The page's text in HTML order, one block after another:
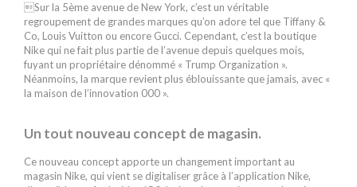
Sur la 5ème avenue de New York, c’est un véritable
regroupement de grandes marques qu’on adore tel que Tiffany &
Co, Louis Vuitton ou encore Gucci. Cependant, c’est la boutique
Nike qui ne fait plus partie de l’avenue depuis quelques mois,
fuyant un propriétaire dénommé « Trump Organization ».
Néanmoins, la marque revient plus éblouissante que jamais, avec «
la maison de l’innovation 000 ».
Un tout nouveau concept de magasin.
Ce nouveau concept apporte un changement important au
magasin Nike, qui vient se digitaliser grâce à l’application Nike,